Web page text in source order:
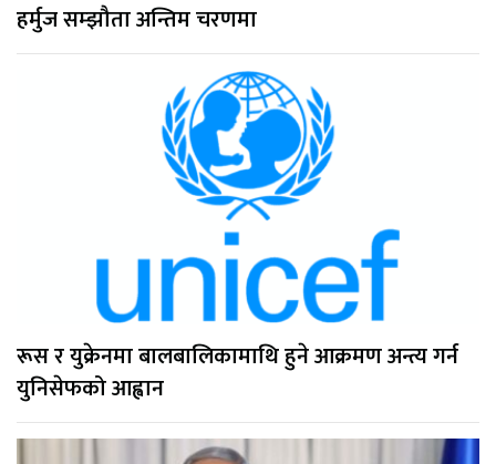
हर्मुज सम्झौता अन्तिम चरणमा
रूस र युक्रेनमा बालबालिकामाथि हुने आक्रमण अन्त्य गर्न
युनिसेफको आह्वान